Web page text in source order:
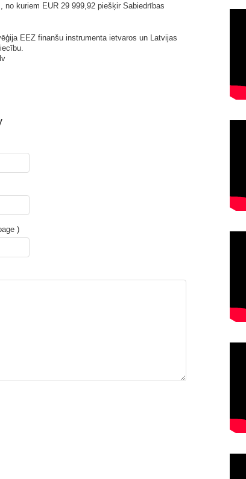
kuriem EUR 29 999,92 piešķir Sabiedrības
EEZ finanšu instrumenta ietvaros un Latvijas
)